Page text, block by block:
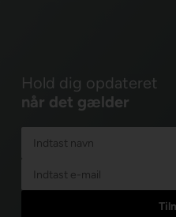
Hold dig opdateret
når det gælder